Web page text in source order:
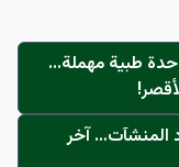
طبية مهملة...
المنشآت… آخر